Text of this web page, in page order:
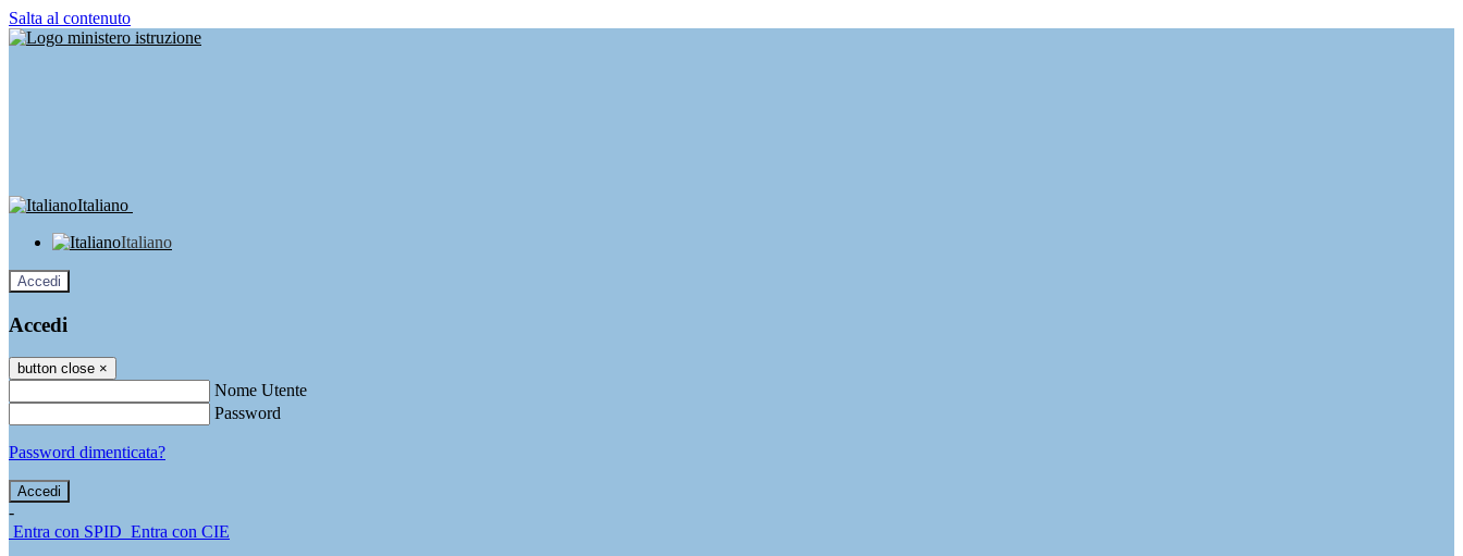
Salta al contenuto
Italiano
Italiano
Accedi
Accedi
button close ×
Nome Utente
Password
Password dimenticata?
-
Entra con SPID Entra con CIE